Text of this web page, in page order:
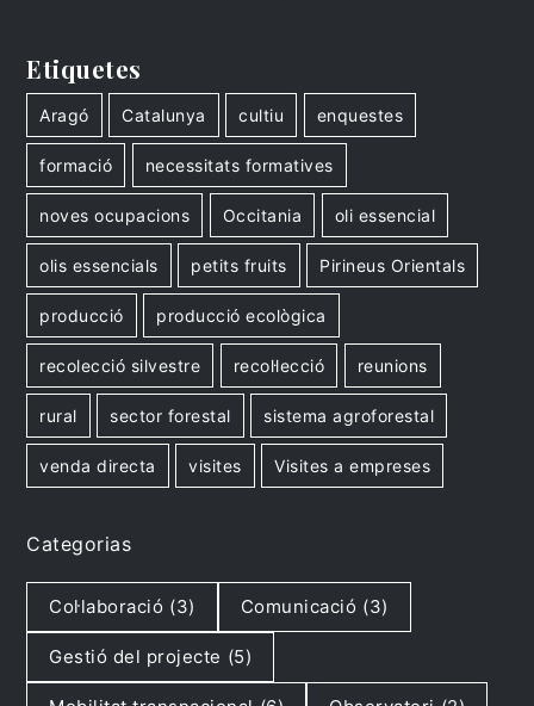
Etiquetes
Aragó Catalunya cultiu enquestes
formació necessitats formatives
noves ocupacions Occitania oli essencial
olis essencials petits fruits Pirineus Orientals
producció producció ecològica
recolecció silvestre recol·lecció reunions
rural sector forestal sistema agroforestal
venda directa visites Visites a empreses
Categorias
Col·laboració (3) Comunicació (3)
Gestió del projecte (5)